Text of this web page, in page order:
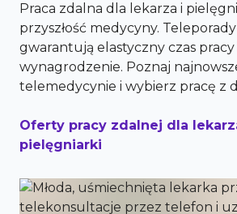
Praca zdalna dla lekarza i
przyszłość medycyny.
gwarantują elastyczny czas
wynagrodzenie. Poznaj
telemedycynie i wybierz pracę z
Oferty pracy zdalnej dla
pielęgniarki